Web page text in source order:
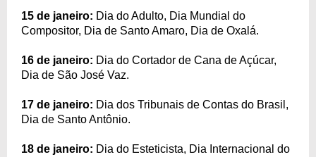
15 de janeiro: Dia do Adulto, Dia Mundial do
Compositor, Dia de Santo Amaro, Dia de Oxalá.
16 de janeiro: Dia do Cortador de Cana de Açúcar,
Dia de São José Vaz.
17 de janeiro: Dia dos Tribunais de Contas do Brasil,
Dia de Santo Antônio.
18 de janeiro: Dia do Esteticista, Dia Internacional do